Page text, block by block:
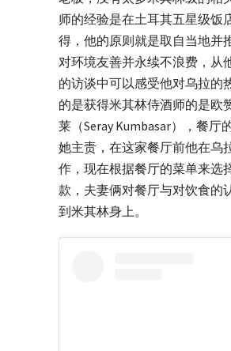
师的经验是在土耳其五星级饭
得，他的原则就是取自当地并
对环境友善并永续不浪费，从
的访谈中可以感受他对乌拉的
的是获得米其林侍酒师的是欧
莱（Seray Kumbasar），餐厅
她主责，在这家餐厅前他在乌
作，现在根据餐厅的菜单来选
款，夫妻俩对餐厅与对饮食的
到米其林身上。